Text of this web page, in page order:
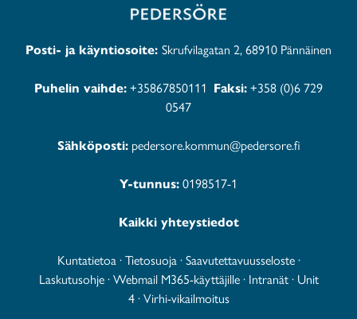
Posti- ja käyntiosoite: Skrufvilagatan 2, 68910 Pännäinen
Puhelin vaihde:+35867850111 Faksi:+358 (0)6 729
0547
Sähköposti: pedersore.kommun@pedersore.fi
Y-tunnus:0198517-1
Kaikki yhteystiedot
Kuntatietoa·Tietosuoja·Saavutettavuusseloste·
Laskutusohje·Webmail M365-käyttäjille· Intranät· Unit
4·Virhi-vikailmoitus